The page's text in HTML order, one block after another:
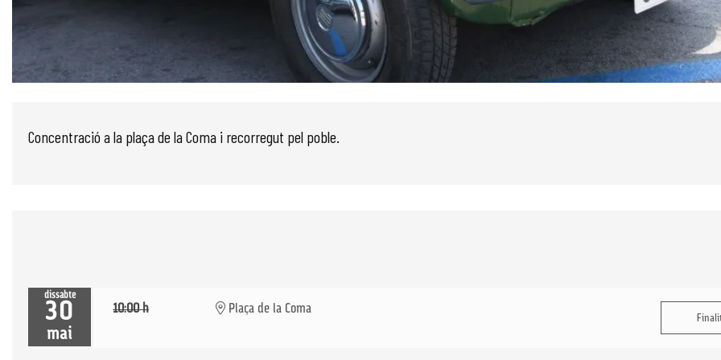
Concentració a la plaça de la Coma i recorregut pel poble.
dissabte
30
mai
10:00 h Plaça de la Coma